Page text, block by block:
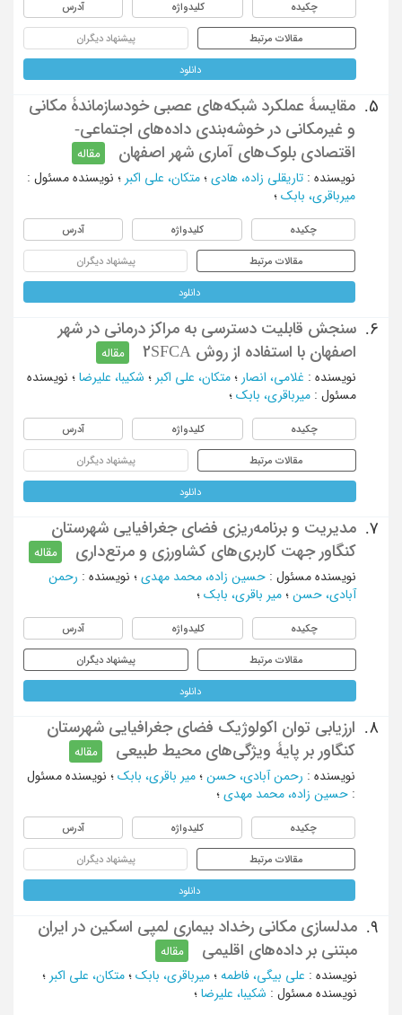
چکیده کلیدواژه آدرس
مقالات مرتبط پیشنهاد دیگران
دانلود
5.
مقایسۀ عملکرد شبکه‌های عصبی خود‌سازماندۀ مکانی
و غیرمکانی در خوشه‌بندی داده‌های اجتماعی-
اقتصادی بلوک‌های آماری شهر اصفهان
مقاله
نویسنده : تاریقلی زاده، هادی ؛ متکان، علی اکبر ؛ نویسنده مسئول :
میرباقری، بابک ؛
چکیده کلیدواژه آدرس
مقالات مرتبط پیشنهاد دیگران
دانلود
6.
سنجش قابلیت دسترسی به مراکز درمانی در شهر
اصفهان با استفاده از روش 2SFCA
مقاله
نویسنده : غلامی، انصار ؛ متکان، علی اکبر ؛ شکیبا، علیرضا ؛ نویسنده
مسئول : میرباقری، بابک ؛
چکیده کلیدواژه آدرس
مقالات مرتبط پیشنهاد دیگران
دانلود
7.
مدیریت و برنامه‌ریزی فضای جغرافیایی شهرستان
کنگاور جهت کاربری‌های کشاورزی و مرتع‌داری
مقاله
نویسنده مسئول : حسین زاده، محمد مهدی ؛ نویسنده : رحمن
آبادی، حسن ؛ میر باقری، بابک ؛
چکیده کلیدواژه آدرس
مقالات مرتبط پیشنهاد دیگران
دانلود
8.
ارزیابی توان اکولوژیک فضای جغرافیایی شهرستان
کنگاور بر پایۀ ویژگی‌های محیط طبیعی
مقاله
نویسنده : رحمن آبادی، حسن ؛ میر باقری، بابک ؛ نویسنده مسئول
: حسین زاده، محمد مهدی ؛
چکیده کلیدواژه آدرس
مقالات مرتبط پیشنهاد دیگران
دانلود
9.
مدلسازی مکانی رخداد بیماری لمپی اسکین در ایران
مبتنی بر داده‌های اقلیمی
مقاله
نویسنده : علی بیگی، فاطمه ؛ میرباقری، بابک ؛ متکان، علی اکبر ؛
نویسنده مسئول : شکیبا، علیرضا ؛